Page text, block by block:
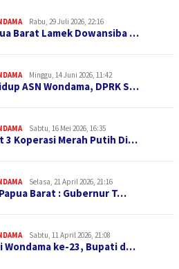
Rabu, 29 Juli 2026, 22:16
Barat Lamek Dowansiba …
Minggu, 14 Juni 2026, 11:42
ASN Wondama, DPRK S…
Sabtu, 16 Mei 2026, 16:35
3 Koperasi Merah Putih Di…
Selasa, 21 April 2026, 21:16
Barat : Gubernur T…
Sabtu, 11 April 2026, 21:08
Wondama ke-23, Bupati d…